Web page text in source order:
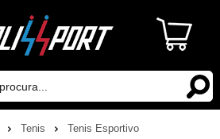
Tenis Tenis Esportivo